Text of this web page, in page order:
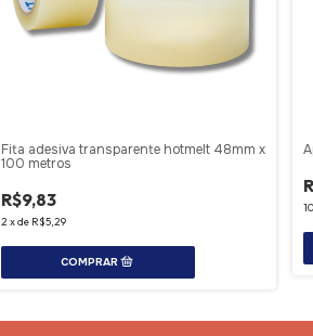
Fita adesiva transparente hotmelt 48mm x
100 metros
R$9,83
2 xde R$5,29
10